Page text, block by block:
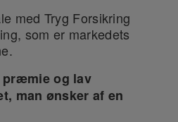
med Tryg Forsikring
som er markedets
og lav
man ønsker af en